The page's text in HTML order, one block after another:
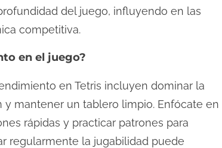
del juego, influyendo en las
competitiva.
en el juego?
en Tetris incluyen dominar la
mantener un tablero limpio. Enfócate en
rápidas y practicar patrones para
regularmente la jugabilidad puede